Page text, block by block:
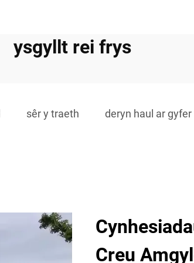
ysgyllt rei frys
sêr y traeth deryn haul ar
Creu